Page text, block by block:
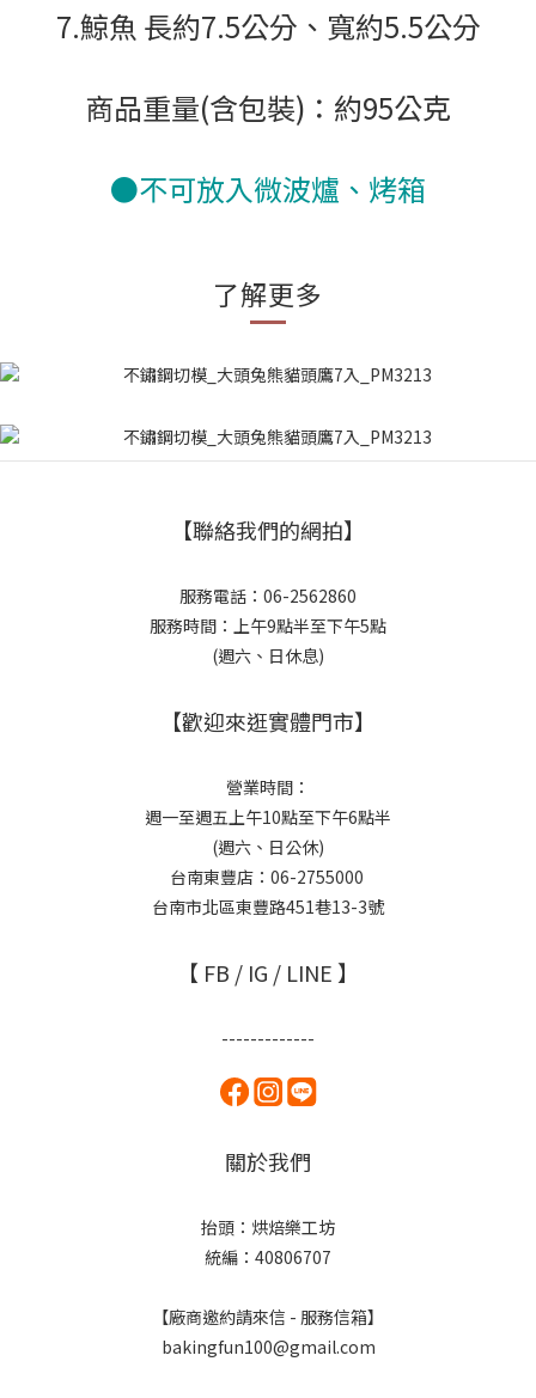
7.鯨魚 長約7.5公分、寬約5.5公分
商品重量(含包裝)：約95公克
●不可放入微波爐、烤箱
了解更多
【聯絡我們的網拍】
服務電話：06-2562860
服務時間：上午9點半至下午5點
(週六、日休息)
【歡迎來逛實體門市】
營業時間：
週一至週五上午10點至下午6點半
(週六、日公休)
台南東豐店：06-2755000
台南市北區東豐路451巷13-3號
【 FB / IG / LINE 】
-------------
關於我們
抬頭：烘焙樂工坊
統編：40806707
【廠商邀約請來信 - 服務信箱】
bakingfun100@gmail.com